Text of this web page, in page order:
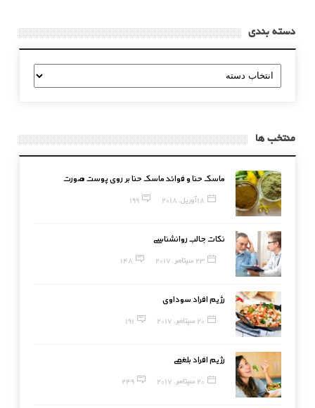
دسته بندی
دسته
بندی
منتخب ها
ماسک حنا و فوائد ماسک حنا بر روی پوست صورت
18 آوریل, 2018 199
نکات جالب روانشناسی
23 سپتامبر, 2017 148
رژیم افراد سوداوی
20 سپتامبر, 2017 191
رژیم افراد بلغمی
20 سپتامبر, 2017 249